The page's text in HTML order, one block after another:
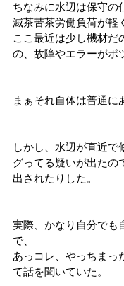
ちなみに水辺は保守の
滅茶苦茶労働負荷が軽
ここ最近は少し機材だ
の、故障やエラーがポ
まぁそれ自体は普通に
しかし、水辺が直近で
グってる疑いが出たの
出されたりした。
実際、かなり自分でも
で、
あっコレ、やっちまっ
て話を聞いていた。